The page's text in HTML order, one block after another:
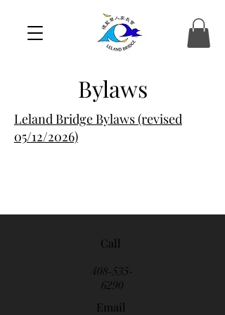
Bylaws
Leland Bridge Bylaws (revised
05/12/2026)
Call
408-535-
6290
Email